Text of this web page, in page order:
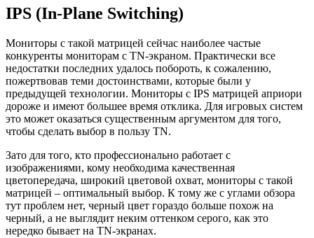
IPS (In-Plane Switching)
Мониторы с такой матрицей сейчас наиболее частые
конкуренты мониторам с TN-экраном. Практически все
недостатки последних удалось побороть, к сожалению,
пожертвовав теми достоинствами, которые были у
предыдущей технологии. Мониторы с IPS матрицей априори
дороже и имеют большее время отклика. Для игровых систем
это может оказаться существенным аргументом для того,
чтобы сделать выбор в пользу TN.
Зато для того, кто профессионально работает с
изображениями, кому необходима качественная
цветопередача, широкий цветовой охват, мониторы с такой
матрицей – оптимальный выбор. К тому же с углами обзора
тут проблем нет, черный цвет гораздо больше похож на
черный, а не выглядит неким оттенком серого, как это
нередко бывает на TN-экранах.